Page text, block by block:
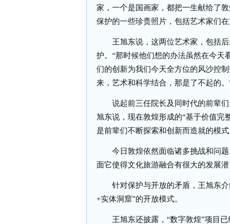
家，一个是国画家，都把一生献给了
保护的一些珍贵照片，包括艺术家们
王旭东说，这两位艺术家，包括后
护。 “那时候他们想的办法虽然在今天
们的创新为我们今天全方位的风沙控
来，艺术和科学结合，那是了不起的。
说起前三任院长及同时代的前辈们
旭东说，现在敦煌形成的“基于价值完
是前辈们不断探索和创新而造就的模式
今日敦煌依然面临诸多挑战和问题
面它使得文化旅游融合有很大的发展潜
针对保护与开放的矛盾，王旭东介
+实体洞窟”的开放模式。
王旭东还披露， “数字敦煌”项目